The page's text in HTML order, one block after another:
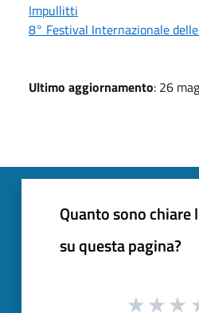
Impullitti
8° Festival Internazionale
Ultimo aggiornamento: 26
Quanto sono
su questa pagina?